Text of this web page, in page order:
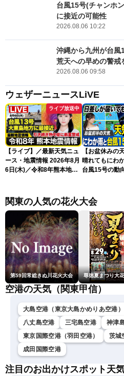
台風15号(チャンホ
に接近の可能性
2026.08.06 10:22
沖縄から九州が台
荒天への早めの警戒
2026.08.06 09:58
ウェザーニュースLiVE
ライブ放送中
【ライブ】／最新天気ニュ
ース・地震情報 2026年8月
6日(木)／令和8年熊本地震
ースLiVEアフタヌーン・青
原桃香／本田竜也〉
【お盆休みの
晴れてもにわ
台風15号の動
関東の人気の花火大会
第59回常総きぬ川花火大会 尊徳夏まつり大
空港の天気（関東甲信）
大島空港（東京大島かめりあ空港）
八丈島空港
三宅島空港 神津
東京国際空港（羽田空港）
茨城
成田国際空港
注目のお出かけスポット天